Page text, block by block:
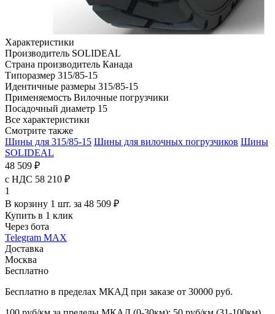
Характеристики
Производитель SOLIDEAL
Страна производитель Канада
Типоразмер 315/85-15
Идентичные размеры 315/85-15
Применяемость Вилочные погрузчики
Посадочный диаметр 15
Все характеристики
Смотрите также
Шины для 315/85-15 Шины для вилочных погрузчиков Шины
SOLIDEAL
48 509 ₽
с НДС 58 210 ₽
1
В корзину 1 шт. за 48 509 ₽
Купить в 1 клик
Через бота
Telegram MAX
Доставка
Москва
Бесплатно
Бесплатно в пределах МКАД при заказе от 30000 руб.